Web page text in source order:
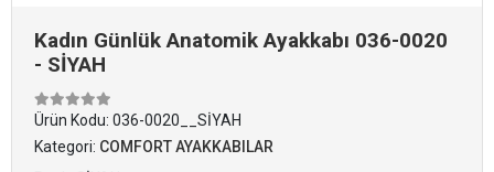
Kadın Günlük Anatomik Ayakkabı 036-0020
- SİYAH
Ürün Kodu: 036-0020__SİYAH
Kategori: COMFORT AYAKKABILAR